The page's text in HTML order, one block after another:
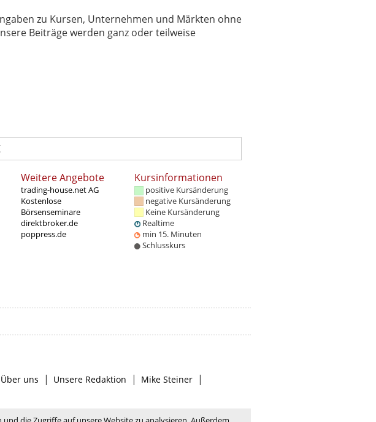
zu Kursen, Unternehmen und Märkten ohne
Beiträge werden ganz oder teilweise
Weitere Angebote
trading-house.net AG
Kostenlose
Börsenseminare
direktbroker.de
poppress.de
Kursinformationen
positive Kursänderung
negative Kursänderung
Keine Kursänderung
Realtime
min 15. Minuten
Schlusskurs
Über uns | Unsere Redaktion | Mike Steiner |